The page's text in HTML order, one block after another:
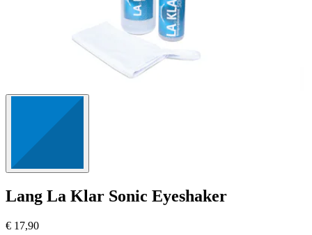
Lang La Klar Sonic Eyeshaker
€ 17,90